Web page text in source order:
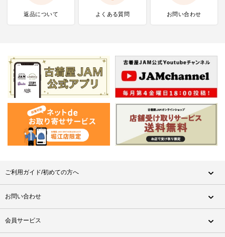
返品について よくある質問 お問い合わせ
ご利用ガイド/初めての方へ
お問い合わせ
会員サービス